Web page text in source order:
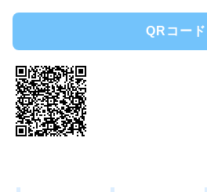
QRコード